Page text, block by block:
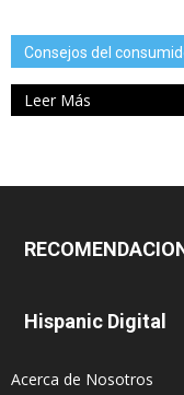
Consejos del
Leer Más
Hispanic Digital
Acerca de Nosotros